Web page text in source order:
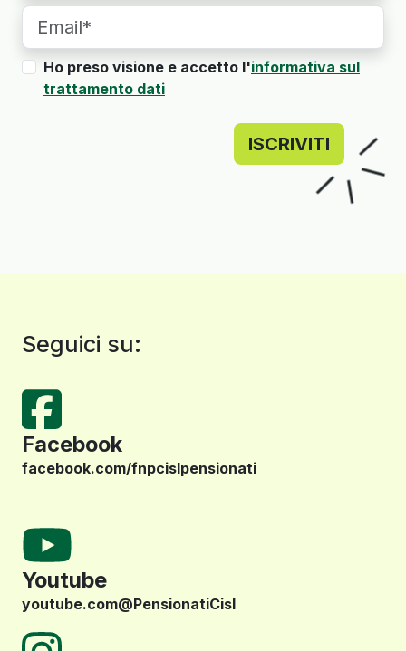
Ho preso visione e accetto l'informativa sul
trattamento dati
ISCRIVITI
Seguici su:
Facebook
facebook.com/fnpcislpensionati
Youtube
youtube.com@PensionatiCisl